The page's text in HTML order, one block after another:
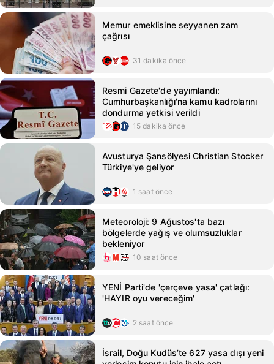
Memur emeklisine seyyanen zam
çağrısı
31 dakika önce
Resmi Gazete'de yayımlandı:
Cumhurbaşkanlığı'na kamu kadrolarını
dondurma yetkisi verildi
15 dakika önce
Avusturya Şansölyesi Christian Stocker
Türkiye'ye geliyor
1 saat önce
Meteoroloji: 9 Ağustos'ta bazı
bölgelerde yağış ve olumsuzluklar
bekleniyor
10 saat önce
YENİ Parti'de 'çerçeve yasa' çatlağı:
'HAYIR oyu vereceğim'
2 saat önce
İsrail, Doğu Kudüs’te 627 yasa dışı yeni